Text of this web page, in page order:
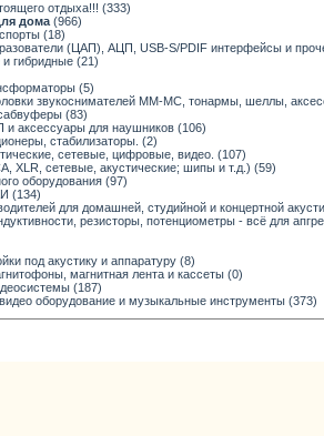
отдыха!!! (333)
дома (966)
(18)
(ЦАП), АЦП, USB-S/PDIF интерфейсы и
гибридные (21)
(5)
звукоснимателей ММ-МС, тонармы, шеллы,
(83)
аксессуары для наушников (106)
стабилизаторы. (2)
сетевые, цифровые, видео. (107)
XLR, сетевые, акустические; шипы и т.д.) (59)
оборудования (97)
(134)
для домашней, студийной и концертной
резисторы, потенциометры - всё для
под акустику и аппаратуру (8)
магнитная лента и кассеты (0)
(187)
оборудование и музыкальные инструменты (373)